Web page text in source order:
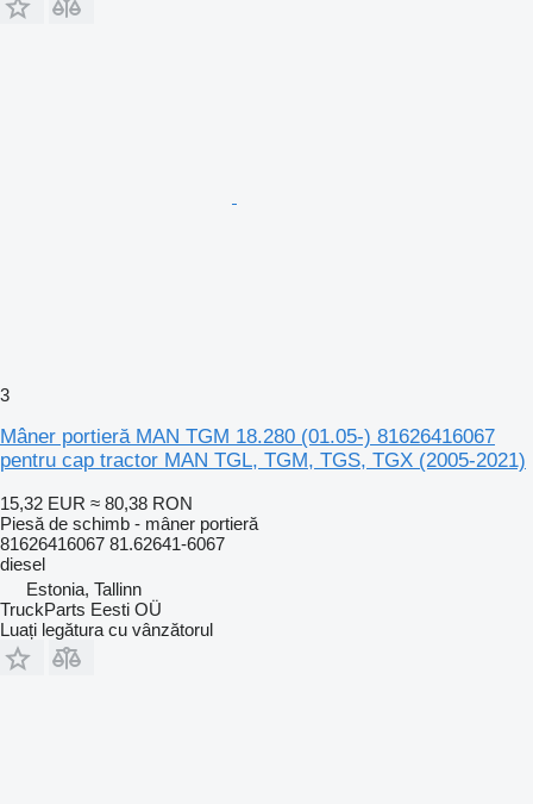
3
Mâner portieră MAN TGM 18.280 (01.05-) 81626416067
pentru cap tractor MAN TGL, TGM, TGS, TGX (2005-2021)
15,32 EUR ≈ 80,38 RON
Piesă de schimb - mâner portieră
81626416067 81.62641-6067
diesel
Estonia, Tallinn
TruckParts Eesti OÜ
Luați legătura cu vânzătorul